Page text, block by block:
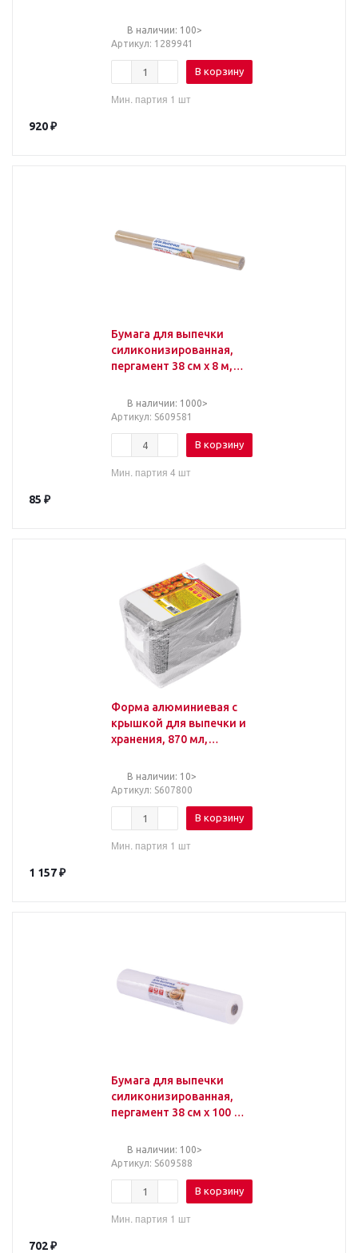
В наличии: 100>
Артикул: 1289941
В корзину
Мин. партия 1 шт
920₽
Бумага для выпечки
силиконизированная,
пергамент 38 см х 8 м,
LAIMA, CH, 609581
В наличии: 1000>
Артикул: S609581
В корзину
Мин. партия 4 шт
85 ₽
Форма алюминиевая с
крышкой для выпечки и
хранения, 870 мл,
217х113 мм, LAIMA,
607800
В наличии: 10>
Артикул: S607800
В корзину
Мин. партия 1 шт
1 157₽
Бумага для выпечки
силиконизированная,
пергамент 38 см х 100 м,
609588
В наличии: 100>
Артикул: S609588
В корзину
Мин. партия 1 шт
702₽